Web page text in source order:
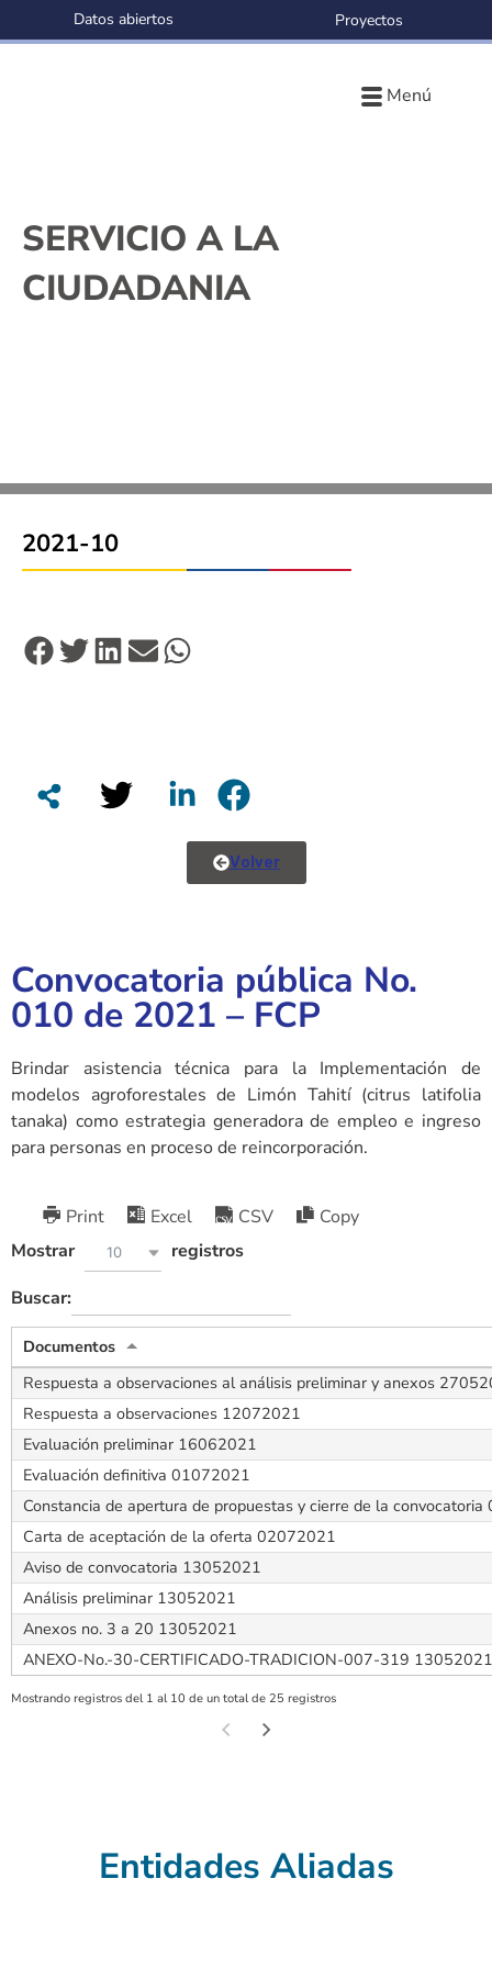
Menú
Datos abiertos Proyectos
SERVICIO A LA
CIUDADANIA
2021-10
Volver
Convocatoria pública No.
010 de 2021 – FCP
Brindar asistencia técnica para la Implementación de
modelos agroforestales de Limón Tahití (citrus latifolia
tanaka) como estrategia generadora de empleo e ingreso
para personas en proceso de reincorporación.
Print Excel CSV
Copy
Mostrar
10
registros
Buscar:
Documentos
Respuesta a observaciones al análisis preliminar y anexos
Respuesta a observaciones 12072021
Evaluación preliminar 16062021
Evaluación definitiva 01072021
Constancia de apertura de propuestas y cierre de la
Carta de aceptación de la oferta 02072021
Aviso de convocatoria 13052021
Análisis preliminar 13052021
Anexos no. 3 a 20 13052021
ANEXO-No.-30-CERTIFICADO-TRADICION-007-319 13052021
Mostrando registros del 1 al 10 de un total de 25 registros
Entidades Aliadas